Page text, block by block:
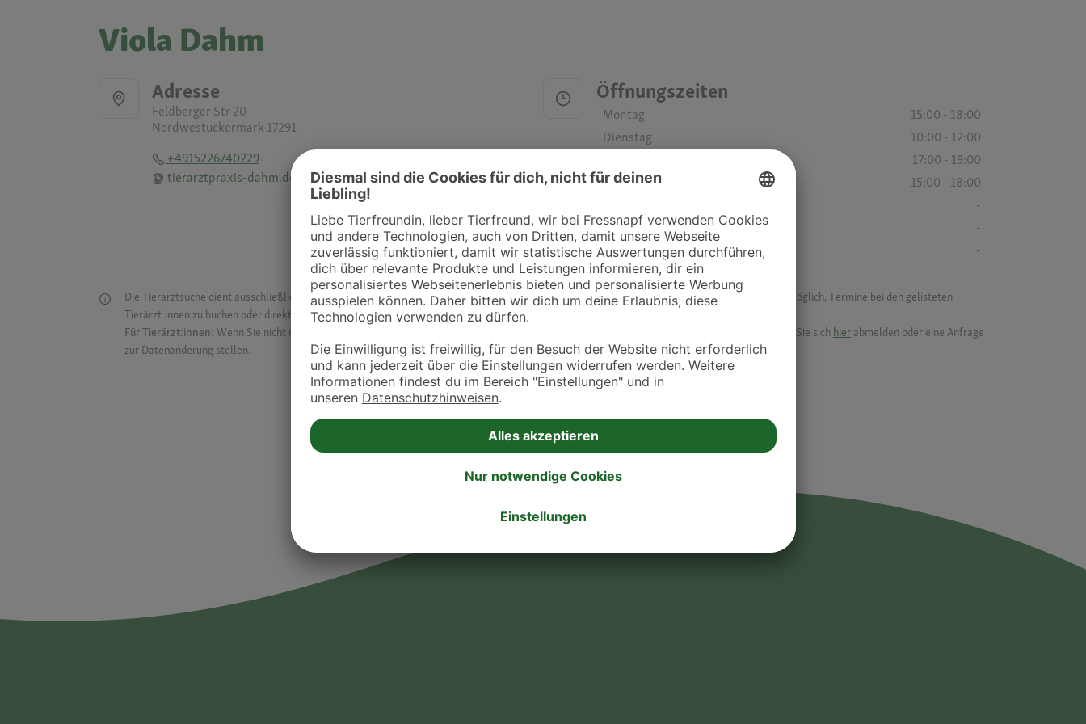
Viola Dahm
Adresse
Feldberger Str 20
Nordwestuckermark 17291
+4915226740229
tierarztpraxis-dahm.de
Öffnungszeiten
Montag
15:00 - 18:00
Dienstag
10:00 - 12:00
17:00 - 19:00
Donnerstag
15:00 - 18:00
-
Samstag
-
Sonntag
-
Die Tierarztsuche dient ausschließlich dazu, Tierarztpraxen und Kliniken in deiner Nähe übersichtlich anzuzeigen. Über Dr. Fressnapf ist es nicht möglich, Termine bei den gelisteten
Tierärzt:innen zu buchen oder direkt mit ihnen in Kontakt zu treten. Bitte wende dich hierfür direkt an die jeweilige Praxis oder Klinik.
Für Tierärzt:innen: Wenn Sie nicht mehr auf der Dr. Fressnapf Tierarztsuche als Praxis gelistet werden oder Ihre Daten ändern möchten, können Sie sich hier abmelden oder eine Anfrage
zur Datenänderung stellen.